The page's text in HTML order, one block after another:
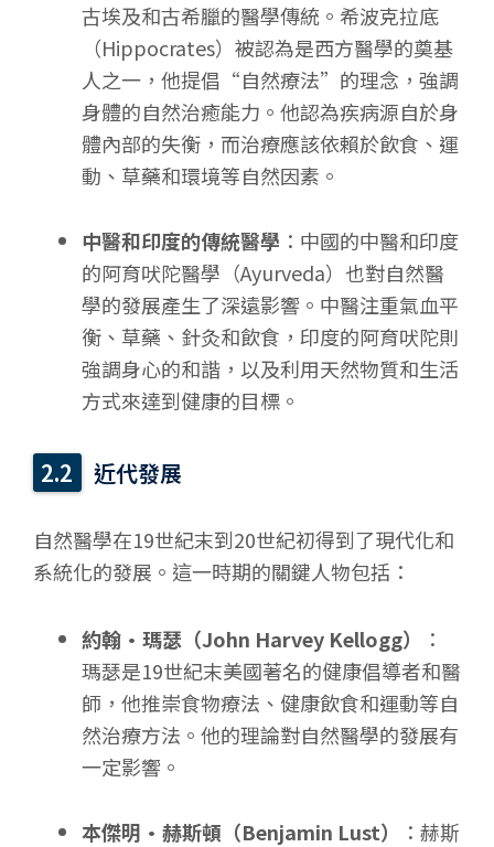
古埃及和古希臘的醫學傳統。希波克拉底
（Hippocrates）被認為是西方醫學的奠基
人之一，他提倡“自然療法”的理念，強調
身體的自然治癒能力。他認為疾病源自於身
體內部的失衡，而治療應該依賴於飲食、運
動、草藥和環境等自然因素。
中醫和印度的傳統醫學 ：中國的中醫和印度
的阿育吠陀醫學（Ayurveda）也對自然醫
學的發展產生了深遠影響。中醫注重氣血平
衡、草藥、針灸和飲食，印度的阿育吠陀則
強調身心的和諧，以及利用天然物質和生活
方式來達到健康的目標。
近代發展
自然醫學在19世紀末到20世紀初得到了現代化和
系統化的發展。這一時期的關鍵人物包括：
約翰·瑪瑟（John Harvey Kellogg）
：
瑪瑟是19世紀末美國著名的健康倡導者和醫
師，他推崇食物療法、健康飲食和運動等自
然治療方法。他的理論對自然醫學的發展有
一定影響。
本傑明·赫斯頓（Benjamin Lust）
：赫斯